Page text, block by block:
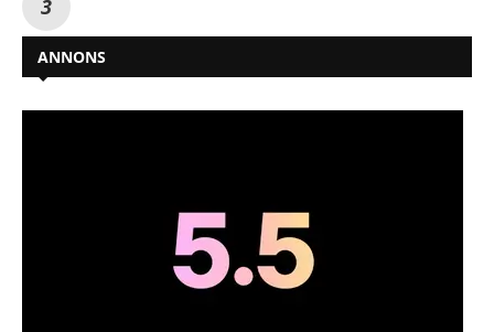
ANNONS